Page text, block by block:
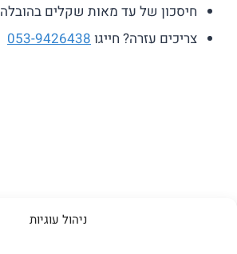
ניהול עוגיות
חיסכון של עד מאות שקלים בהובלה
צריכים עזרה? חייגו 053-9426438